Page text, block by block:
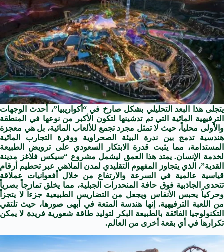
يتجلى هذا البعد التحليلي بشكل صارخ في “أكواريبيا”، أحدث الوجهات
الترفيهية المائية التي تم تدشينها لتكون الأكبر من نوعها في المنطقة
والأولى محلياً، حيث لا تمثل مجرد تجمع للألعاب المائية، بل هي معجزة
هندسية تدمج بين ندرة البيئة الصحراوية ووفرة التجارب المائية
المستدامة، مما يثبت قدرة الابتكار السعودي على ترويض الطبيعة
لخدمة الإنسان. يمتد هذا العمق ليشمل مشروع “سيكس فلاغز مدينة
القدية”، الذي يتجاوز المفهوم التقليدي لمدن الملاهي عبر تحطيم أرقام
قياسية عالمية في السرعة والارتفاع من خلال أفعوانيات عملاقة
تتحدى الجاذبية فوق حافة المنحدرات الجبلية، مما يخلق تمازجاً بصرياً
وحركياً يحبس الأنفاس ويجعل من التضاريس الطبيعية جزءاً لا يتجزأ
من اللعبة الترفيهية. إنها هندسة المتعة في أبهى صورها، حيث تلتقي
التكنولوجيا الفائقة بالطبيعة البكر لتوليد طاقة شعورية فريدة لا يمكن
تكرارها في أي بقعة أخرى من العالم.